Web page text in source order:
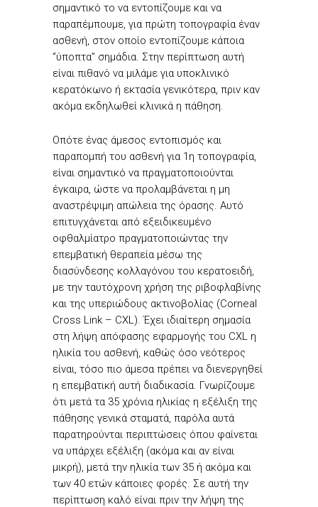
σημαντικό το να εντοπίζουμε και να
παραπέμπουμε, για πρώτη τοπογραφία έναν
ασθενή, στον οποίο εντοπίζουμε κάποια
‘’ύποπτα’’ σημάδια. Στην περίπτωση αυτή
είναι πιθανό να μιλάμε για υποκλινικό
κερατόκωνο ή εκτασία γενικότερα, πριν καν
ακόμα εκδηλωθεί κλινικά η πάθηση.
Οπότε ένας άμεσος εντοπισμός και
παραπομπή του ασθενή για 1η τοπογραφία,
είναι σημαντικό να πραγματοποιούνται
έγκαιρα, ώστε να προλαμβάνεται η μη
αναστρέψιμη απώλεια της όρασης. Αυτό
επιτυγχάνεται από εξειδικευμένο
οφθαλμίατρο πραγματοποιώντας την
επεμβατική θεραπεία μέσω της
διασύνδεσης κολλαγόνου του κερατοειδή,
με την ταυτόχρονη χρήση της ριβοφλαβίνης
και της υπεριώδους ακτινοβολίας (Corneal
Cross Link – CXL). Έχει ιδιαίτερη σημασία
στη λήψη απόφασης εφαρμογής του CXL η
ηλικία του ασθενή, καθώς όσο νεότερος
είναι, τόσο πιο άμεσα πρέπει να διενεργηθεί
η επεμβατική αυτή διαδικασία. Γνωρίζουμε
ότι μετά τα 35 χρόνια ηλικίας η εξέλιξη της
πάθησης γενικά σταματά, παρόλα αυτά
παρατηρούνται περιπτώσεις όπου φαίνεται
να υπάρχει εξέλιξη (ακόμα και αν είναι
μικρή), μετά την ηλικία των 35 ή ακόμα και
των 40 ετών κάποιες φορές. Σε αυτή την
περίπτωση καλό είναι πριν την λήψη της